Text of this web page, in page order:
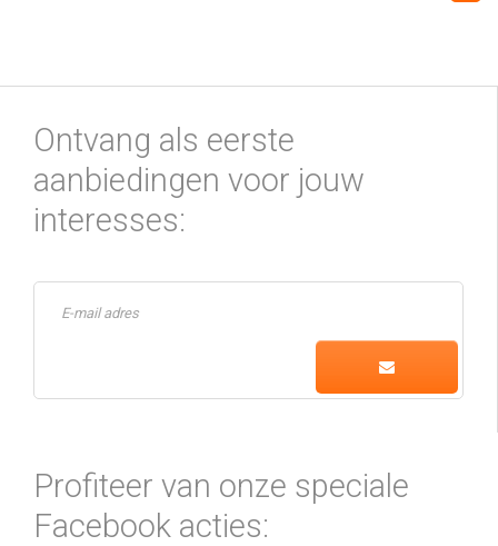
Ontvang als eerste
aanbiedingen voor jouw
interesses:
Profiteer van onze speciale
Facebook acties: